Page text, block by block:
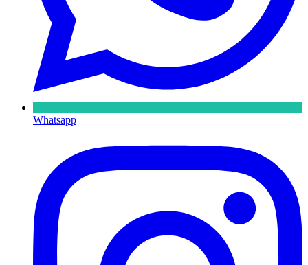
Whatsapp